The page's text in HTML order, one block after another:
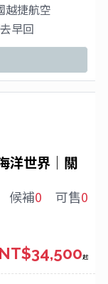
越捷航空
早回
洋世界｜關
候補0 可售0
NT$34,500起